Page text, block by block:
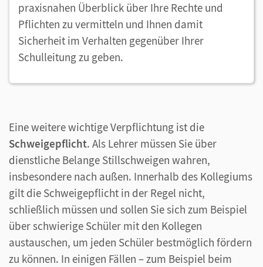
praxisnahen Überblick über Ihre Rechte und
Pflichten zu vermitteln und Ihnen damit
Sicherheit im Verhalten gegenüber Ihrer
Schulleitung zu geben.
Eine weitere wichtige Verpflichtung ist die
Schweigepflicht. Als Lehrer müssen Sie über
dienstliche Belange Stillschweigen wahren,
insbesondere nach außen. Innerhalb des Kollegiums
gilt die Schweigepflicht in der Regel nicht,
schließlich müssen und sollen Sie sich zum Beispiel
über schwierige Schüler mit den Kollegen
austauschen, um jeden Schüler bestmöglich fördern
zu können. In einigen Fällen – zum Beispiel beim